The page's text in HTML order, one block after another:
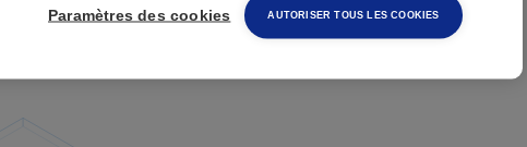
Paramètres des cookies AUTORISER TOUS LES COOKIES